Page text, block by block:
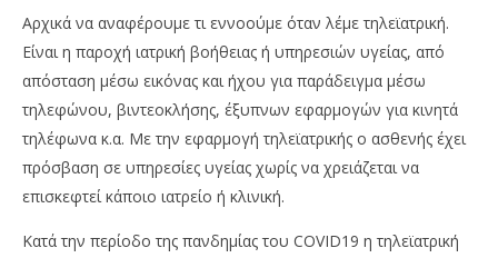
Αρχικά να αναφέρουμε τι εννοούμε όταν λέμε τηλεϊατρική.
Είναι η παροχή ιατρική βοήθειας ή υπηρεσιών υγείας, από
απόσταση μέσω εικόνας και ήχου για παράδειγμα μέσω
τηλεφώνου, βιντεοκλήσης, έξυπνων εφαρμογών για κινητά
τηλέφωνα κ.α. Με την εφαρμογή τηλεϊατρικής ο ασθενής έχει
πρόσβαση σε υπηρεσίες υγείας χωρίς να χρειάζεται να
επισκεφτεί κάποιο ιατρείο ή κλινική.
Κατά την περίοδο της πανδημίας του COVID19 η τηλεϊατρική